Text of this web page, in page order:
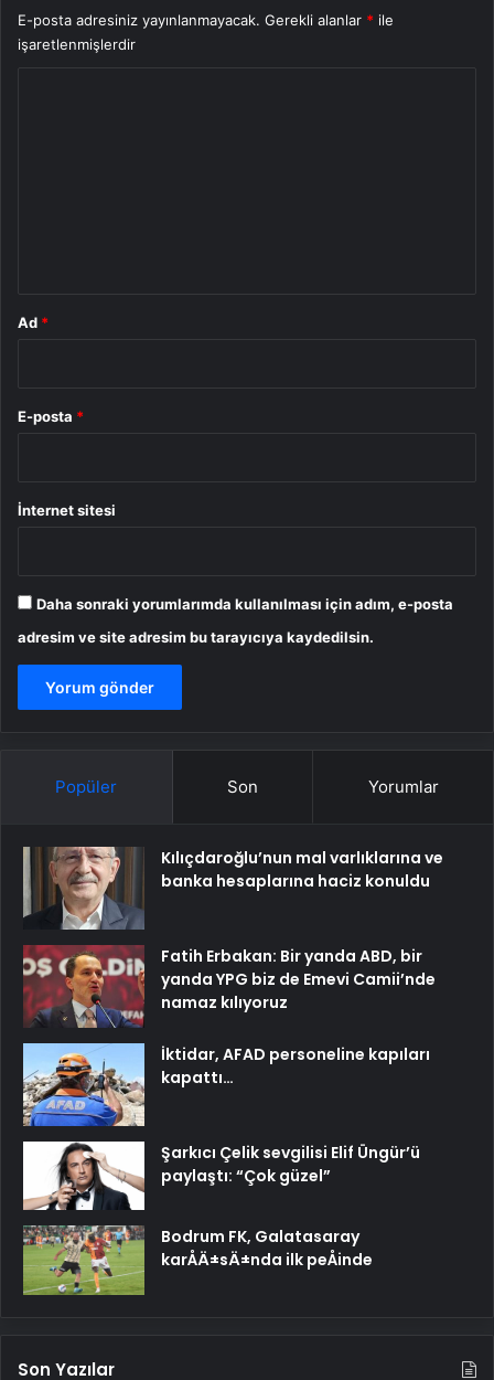
E-posta adresiniz yayınlanmayacak. Gerekli alanlar * ile
işaretlenmişlerdir
Ad *
E-posta *
İnternet sitesi
Daha sonraki yorumlarımda kullanılması için adım, e-posta
adresim ve site adresim bu tarayıcıya kaydedilsin.
Popüler Son Yorumlar
Kılıçdaroğlu’nun mal varlıklarına ve
banka hesaplarına haciz konuldu
Fatih Erbakan: Bir yanda ABD, bir
yanda YPG biz de Emevi Camii’nde
namaz kılıyoruz
İktidar, AFAD personeline kapıları
kapattı…
Şarkıcı Çelik sevgilisi Elif Üngür’ü
paylaştı: “Çok güzel”
Bodrum FK, Galatasaray
karÅÄ±sÄ±nda ilk peÅinde
Son Yazılar